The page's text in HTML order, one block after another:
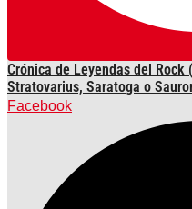
Crónica de Leyendas del Rock
Stratovarius, Saratoga o
Facebook